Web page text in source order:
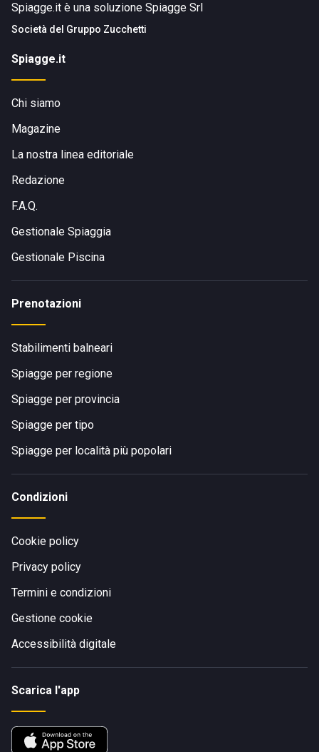
Spiagge.it è una soluzione Spiagge Srl
Società del Gruppo Zucchetti
Spiagge.it
Chi siamo
Magazine
La nostra linea editoriale
Redazione
F.A.Q.
Gestionale Spiaggia
Gestionale Piscina
Prenotazioni
Stabilimenti balneari
Spiagge per regione
Spiagge per provincia
Spiagge per tipo
Spiagge per località più popolari
Condizioni
Cookie policy
Privacy policy
Termini e condizioni
Gestione cookie
Accessibilità digitale
Scarica l'app